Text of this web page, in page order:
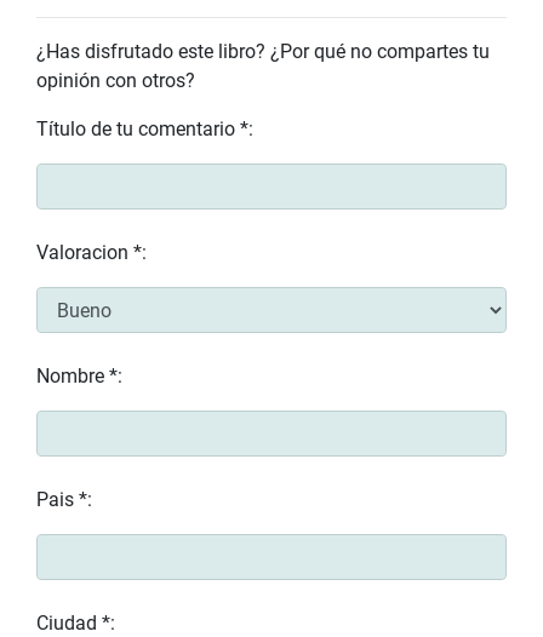
¿Has disfrutado este libro? ¿Por qué no compartes tu
opinión con otros?
Título de tu comentario *:
Valoracion *:
Nombre *:
Pais *:
Ciudad *: